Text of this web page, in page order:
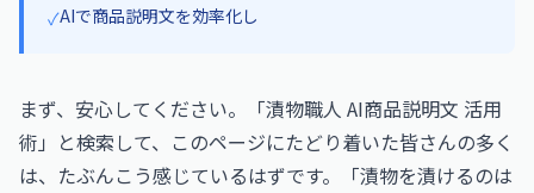
✓AIで商品説明文を効率化し
まず、安心してください。「漬物職人 AI商品説明文 活用
術」と検索して、このページにたどり着いた皆さんの多く
は、たぶんこう感じているはずです。「漬物を漬けるのは